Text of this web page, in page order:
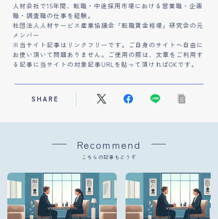
人材会社で15年間、転職・中途採用市場における営業職・企画
職・調査職の仕事を経験。
社団法人人材サービス産業協議会「転職賃金相場」研究会の元
メンバー
※当サイト記事はリンクフリーです。ご自身のサイトへ自由に
お使い頂いて問題ありません。ご使用の際は、文章をご利用す
る記事に当サイトの対象記事URLを貼って頂ければOKです。
SHARE
Recommend
こちらの記事もどうぞ